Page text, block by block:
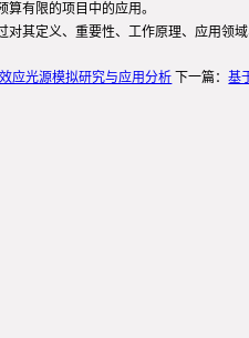
有限的项目中的应用。
其定义、重要性、工作原理、应用领
应光源模拟研究与应用分析 下一篇：基